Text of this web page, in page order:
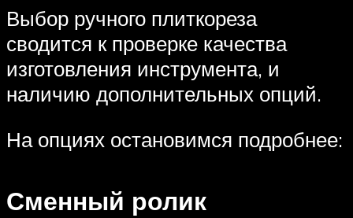
Выбор ручного плиткореза
сводится к проверке качества
изготовления инструмента, и
наличию дополнительных опций.
На опциях остановимся подробнее:
Сменный ролик